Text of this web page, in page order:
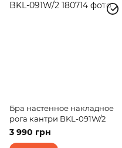
Бра настенное накладное
рога кантри BKL-091W/2
3 990 грн